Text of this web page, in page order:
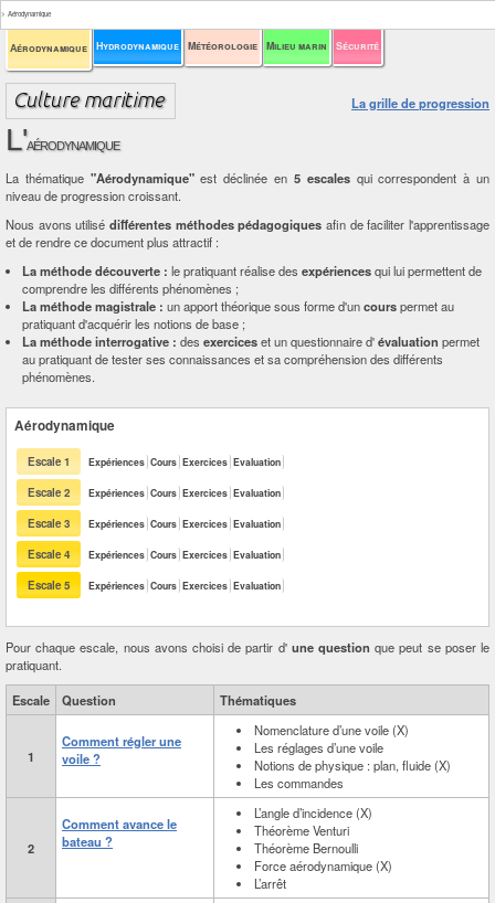
Aérodynamique Hydrodynamique Météorologie Milieu marin Sécurité
> Aérodynamique
La grille de progression
L'aérodynamique
La thématique "Aérodynamique"est déclinée en 5 escales qui correspondent à un
niveau de progression croissant.
Nous avons utilisé différentes méthodes pédagogiques afin de faciliter l'apprentissage
et de rendre ce document plus attractif :
La méthode découverte : le pratiquant réalise des expériencesqui lui permettent de
comprendre les différents phénomènes ;
La méthode magistrale : un apport théorique sous forme d'uncourspermet au
pratiquant d'acquérir les notions de base ;
La méthode interrogative : des exerciceset un questionnaire d'évaluation permet
au pratiquant de tester ses connaissances et sa compréhension des différents
phénomènes.
Aérodynamique
Escale 1 Expériences Cours Exercices Evaluation
Escale 2 Expériences Cours Exercices Evaluation
Escale 3 Expériences Cours Exercices Evaluation
Escale 4 Expériences Cours Exercices Evaluation
Escale 5 Expériences Cours Exercices Evaluation
Pour chaque escale, nous avons choisi de partir d' une questionque peut se poser le
pratiquant.
Escale
Question Thématiques
1
Comment régler une
voile ?
Nomenclature d’une voile (X)
Les réglages d’une voile
Notions de physique : plan, fluide (X)
Les commandes
2
Comment avance le
bateau ?
L’angle d’incidence (X)
Théorème Venturi
Théorème Bernoulli
Force aérodynamique (X)
L’arrêt